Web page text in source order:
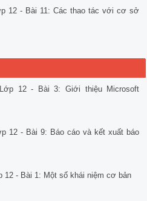
12 - Bài 11: Các thao tác với cơ sở
12 - Bài 3: Giới thiệu Microsoft
12 - Bài 9: Báo cáo và kết xuất báo
12 - Bài 1: Một số khái niệm cơ bản